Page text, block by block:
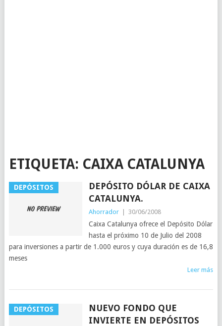
ETIQUETA: CAIXA CATALUNYA
DEPÓSITOS
DEPÓSITO DÓLAR DE CAIXA
CATALUNYA.
Ahorrador 30/06/2008
Caixa Catalunya ofrece el Depósito Dólar
hasta el próximo 10 de Julio del 2008
para inversiones a partir de 1.000 euros y cuya duración es de 16,8
meses
Leer más
DEPÓSITOS
NUEVO FONDO QUE
INVIERTE EN DEPÓSITOS